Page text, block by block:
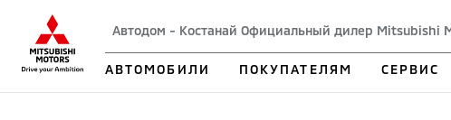
Автодом - Костанай Официальный дилер Mitsubishi
АВТОМОБИЛИ ПОКУПАТЕЛЯМ СЕРВИС